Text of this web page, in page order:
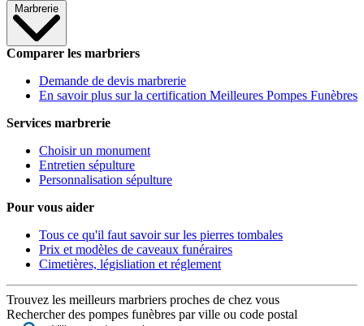
Marbrerie
Comparer les marbriers
Demande de devis marbrerie
En savoir plus sur la certification Meilleures Pompes Funèbres
Services marbrerie
Choisir un monument
Entretien sépulture
Personnalisation sépulture
Pour vous aider
Tous ce qu'il faut savoir sur les pierres tombales
Prix et modèles de caveaux funéraires
Cimetières, législiation et réglement
Trouvez les meilleurs marbriers proches de chez vous
Rechercher des pompes funèbres par ville ou code postal